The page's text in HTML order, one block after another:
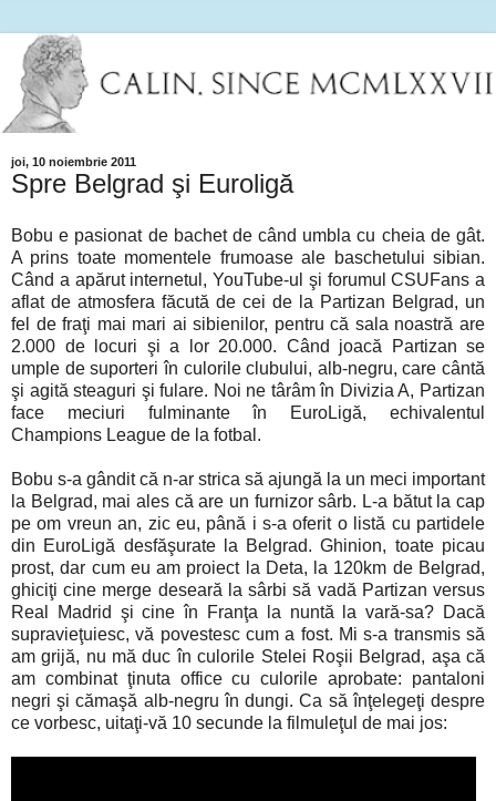
joi, 10 noiembrie 2011
Spre Belgrad şi Euroligă
Bobu e pasionat de bachet de când umbla cu cheia de gât.
A prins toate momentele frumoase ale baschetului sibian.
Când a apărut internetul, YouTube-ul şi forumul CSUFans a
aflat de atmosfera făcută de cei de la Partizan Belgrad, un
fel de fraţi mai mari ai sibienilor, pentru că sala noastră are
2.000 de locuri şi a lor 20.000. Când joacă Partizan se
umple de suporteri în culorile clubului, alb-negru, care cântă
şi agită steaguri şi fulare. Noi ne târâm în Divizia A, Partizan
face meciuri fulminante în EuroLigă, echivalentul
Champions League de la fotbal.
Bobu s-a gândit că n-ar strica să ajungă la un meci important
la Belgrad, mai ales că are un furnizor sârb. L-a bătut la cap
pe om vreun an, zic eu, până i s-a oferit o listă cu partidele
din EuroLigă desfăşurate la Belgrad. Ghinion, toate picau
prost, dar cum eu am proiect la Deta, la 120km de Belgrad,
ghiciţi cine merge deseară la sârbi să vadă Partizan versus
Real Madrid şi cine în Franţa la nuntă la vară-sa? Dacă
supravieţuiesc, vă povestesc cum a fost. Mi s-a transmis să
am grijă, nu mă duc în culorile Stelei Roşii Belgrad, aşa că
am combinat ţinuta office cu culorile aprobate: pantaloni
negri şi cămaşă alb-negru în dungi. Ca să înţelegeţi despre
ce vorbesc, uitaţi-vă 10 secunde la filmuleţul de mai jos: